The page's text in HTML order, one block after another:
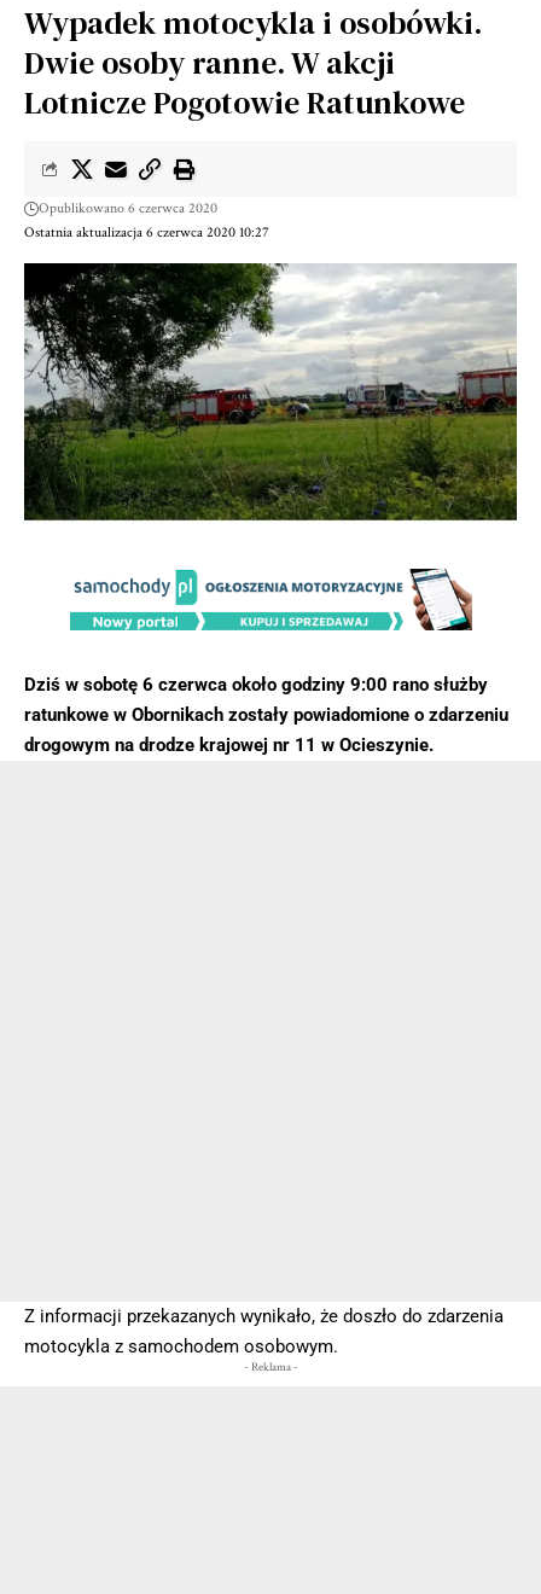
Wypadek motocykla i osobówki.
Dwie osoby ranne. W akcji
Lotnicze Pogotowie Ratunkowe
Ostatnia aktualizacja 6 czerwca 2020 10:27
Opublikowano 6 czerwca 2020
Dziś w sobotę 6 czerwca około godziny 9:00 rano służby
ratunkowe w Obornikach zostały powiadomione o zdarzeniu
drogowym na drodze krajowej nr 11 w Ocieszynie.
Z informacji przekazanych wynikało, że doszło do zdarzenia
motocykla z samochodem osobowym.
- Reklama -